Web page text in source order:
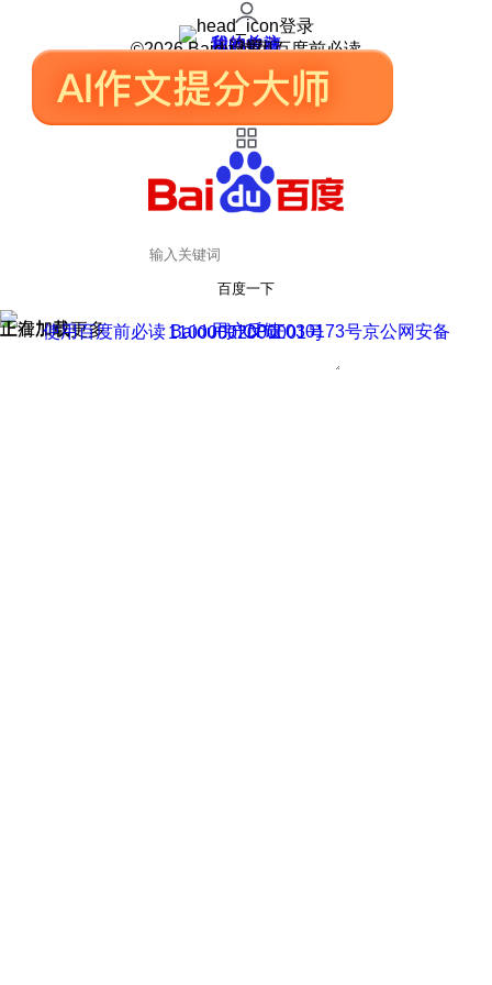
登录
我的关注
我的收藏
皮肤中心
用户反馈
设置
©2026 Baidu 使用百度前必读
百度一下
正在加载
上滑加载更多 用户反馈
使用百度前必读 Baidu 京ICP证030173号
京公网安备11000002000001号